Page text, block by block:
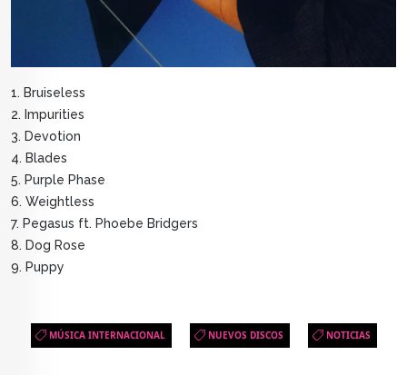
1. Bruiseless
2. Impurities
3. Devotion
4. Blades
5. Purple Phase
6. Weightless
7. Pegasus ft. Phoebe Bridgers
8. Dog Rose
9. Puppy
MÚSICA INTERNACIONAL NUEVOS DISCOS NOTICIAS